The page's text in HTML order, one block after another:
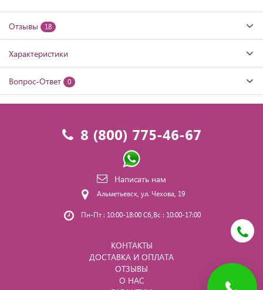
Отзывы 18
Характеристики
Вопрос-Ответ 0
8 (800) 775-46-67
Написать нам
Альметьевск, ул. Чехова, 19
Пн-Пт : 10:00-18:00 Сб,Вс : 10:00-17:00
КОНТАКТЫ
ДОСТАВКА И ОПЛАТА
ОТЗЫВЫ
О НАС